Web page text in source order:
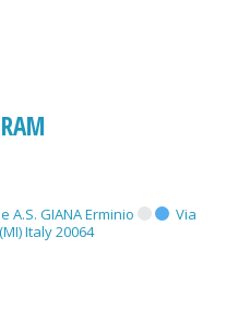
GIANA Erminio
Via
Italy 20064